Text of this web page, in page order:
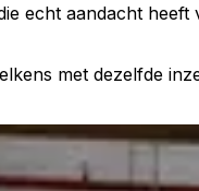
echt aandacht heeft
met dezelfde